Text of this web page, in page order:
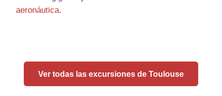
aeronáutica.
Ver todas las excursiones de Toulouse